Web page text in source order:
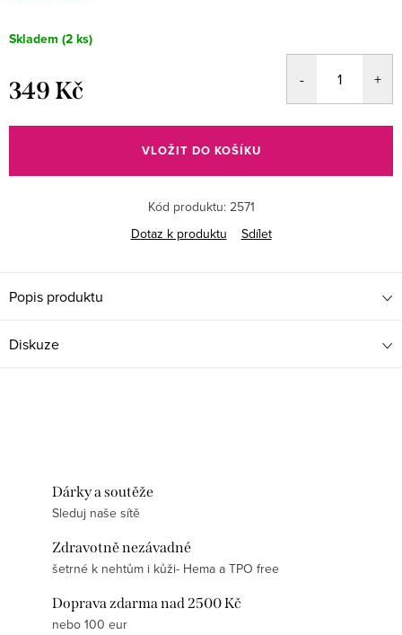
Skladem (2 ks)
349 Kč
cena:
VLOŽIT DO KOŠÍKU
Kód produktu: 2571
Dotaz k produktu
Sdílet
Popis produktu
Diskuze
Dárky a soutěže
Sleduj naše sítě
Zdravotně nezávadné
šetrné k nehtům i kůži- Hema a TPO free
Doprava zdarma nad 2500 Kč
nebo 100 eur